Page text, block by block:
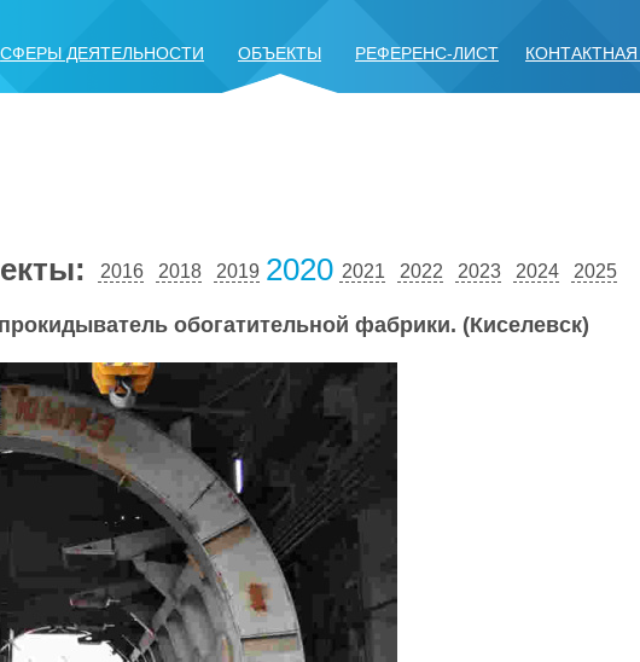
СФЕРЫ ДЕЯТЕЛЬНОСТИ ОБЪЕКТЫ РЕФЕРЕНС-ЛИСТ
2016 2018 2019 2020 2021 2022 2023 2024 2025
обогатительной фабрики. (Киселевск)